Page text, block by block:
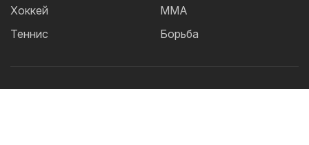
Хоккей
Теннис
ММА
Борьба